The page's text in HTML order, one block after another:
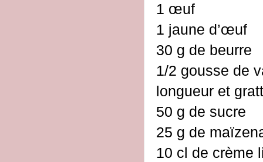
1 œuf
1 jaune d’œuf
30 g de beurre
1/2 gousse de
longueur et
50 g de sucre
25 g de
10 cl de crème